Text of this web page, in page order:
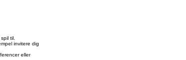
til.
invitere dig
eller